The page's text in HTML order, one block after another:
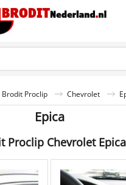
Brodit Proclip Chevrolet
Epica
Proclip Chevrolet Epica